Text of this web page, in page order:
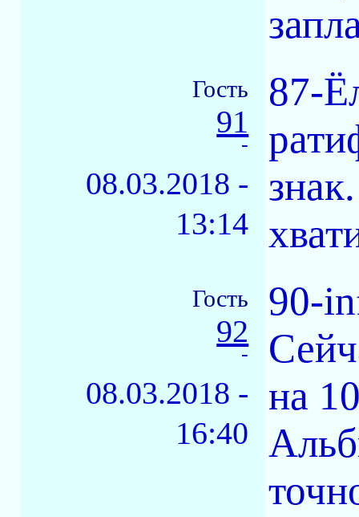
Гость
91
-
08.03.2018 -
13:14
87-
Гость
92
-
08.03.2018 -
16:40
90-
на